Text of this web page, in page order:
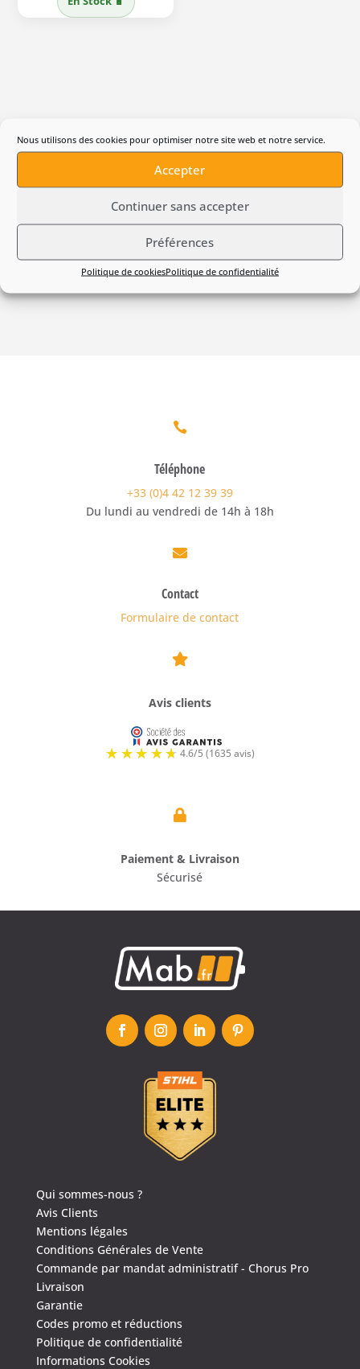
Nous utilisons des cookies pour optimiser notre site web et notre service.
Accepter
Continuer sans accepter
Préférences
Politique de cookiesPolitique de confidentialité
actuel
Avis produit
Chargeur 2,2 A PELLENC

Téléphone
+33 (0)4 42 12 39 39
Du lundi au vendredi de 14h à 18h

Contact
Formulaire de contact

Avis clients

Paiement & Livraison
Sécurisé
Qui sommes-nous ?
Avis Clients
Mentions légales
Conditions Générales de Vente
Commande par mandat administratif - Chorus Pro
Livraison
Garantie
Codes promo et réductions
Politique de confidentialité
Informations Cookies